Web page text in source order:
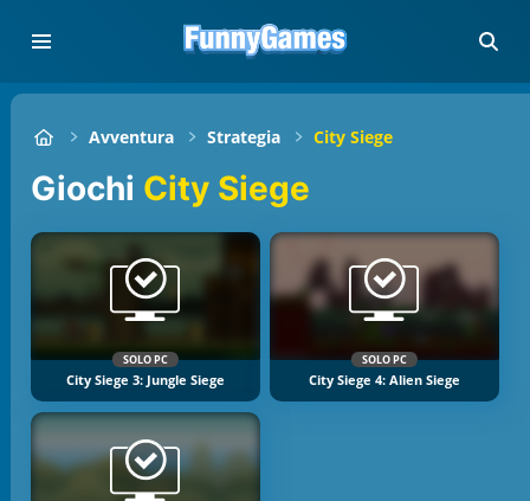
Avventura Strategia City Siege
Giochi City Siege
SOLO PC
City Siege 3: Jungle Siege
SOLO PC
City Siege 4: Alien Siege